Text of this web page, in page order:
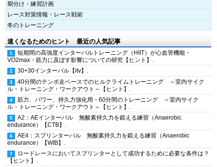
期分け・練習計画
レース対策情報・レース戦術
冬のトレーニング
速くなるためのヒント 最近の人気記事
短期間の高強度インターバルトレーニング（HIIT）が心血管機能・
VO2max・筋力に及ぼす影響についての研究【ヒント】.
30+30インターバル【itv】.
40分間のテンポ走ペースでのヒルクライムトレーニング ～室内サイク
ル・トレーニング・ワークアウト～【ヒント】.
筋力、パワー、持久力強化用・60分間のトレーニング ～室内サイク
ル・トレーニング・ワークアウト～【ヒント】.
A2：AEインターバル 無酸素持久力を鍛える練習（Anaerobic
endurance）【CTB】.
AE4：スプリンターバル 無酸素持久力を鍛える練習（Anaerobic
endurance）【WIB】.
ロードレースにおいてスプリンターとして成功するために必要な条件は？
【ヒント】.